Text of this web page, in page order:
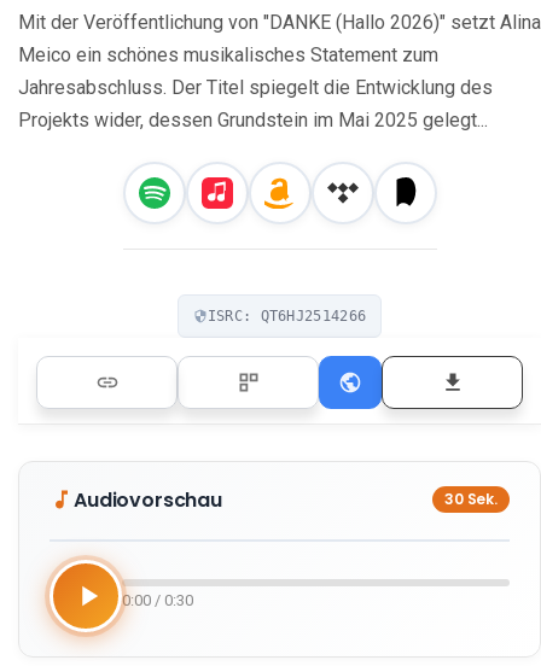
Mit der Veröffentlichung von "DANKE (Hallo 2026)" setzt Alina
Meico ein schönes musikalisches Statement zum
Jahresabschluss. Der Titel spiegelt die Entwicklung des
Projekts wider, dessen Grundstein im Mai 2025 gelegt...
ISRC: QT6HJ2514266
Audiovorschau 30 Sek.
0:00 / 0:30